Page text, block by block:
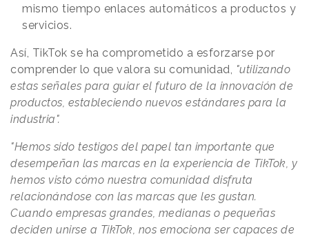
mismo tiempo enlaces automáticos a productos y
servicios.
Así, TikTok se ha comprometido a esforzarse por
comprender lo que valora su comunidad, "utilizando
estas señales para guiar el futuro de la innovación de
productos, estableciendo nuevos estándares para la
industria".
"Hemos sido testigos del papel tan importante que
desempeñan las marcas en la experiencia de TikTok, y
hemos visto cómo nuestra comunidad disfruta
relacionándose con las marcas que les gustan.
Cuando empresas grandes, medianas o pequeñas
deciden unirse a TikTok, nos emociona ser capaces de